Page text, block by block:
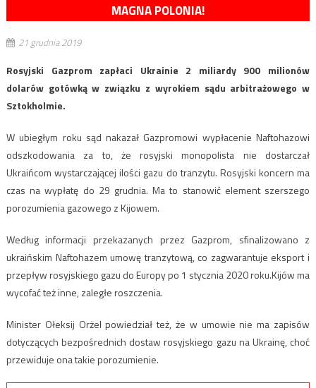
MAGNA POLONIA!
21 grudnia 2019
Rosyjski Gazprom zapłaci Ukrainie 2 miliardy 900 milionów
dolarów gotówką w związku z wyrokiem sądu arbitrażowego w
Sztokholmie.
W ubiegłym roku sąd nakazał Gazpromowi wypłacenie Naftohazowi
odszkodowania za to, że rosyjski monopolista nie dostarczał
Ukraińcom wystarczającej ilości gazu do tranzytu. Rosyjski koncern ma
czas na wypłatę do 29 grudnia. Ma to stanowić element szerszego
porozumienia gazowego z Kijowem.
Według informacji przekazanych przez Gazprom, sfinalizowano z
ukraińskim Naftohazem umowę tranzytową, co zagwarantuje eksport i
przepływ rosyjskiego gazu do Europy po 1 stycznia 2020 roku.Kijów ma
wycofać też inne, zaległe roszczenia.
Minister Ołeksij Orżel powiedział też, że w umowie nie ma zapisów
dotyczących bezpośrednich dostaw rosyjskiego gazu na Ukrainę, choć
przewiduje ona takie porozumienie.